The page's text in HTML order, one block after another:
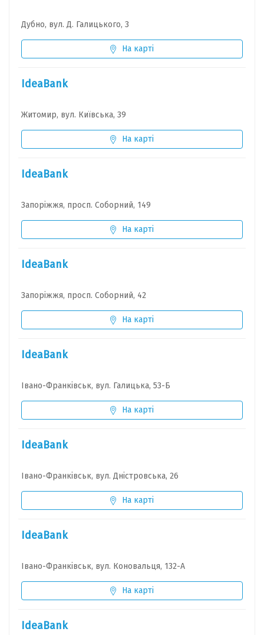
Дубно, вул. Д. Галицького, 3
На карті
IdeaBank
Житомир, вул. Київська, 39
На карті
IdeaBank
Запоріжжя, просп. Соборний, 149
На карті
IdeaBank
Запоріжжя, просп. Соборний, 42
На карті
IdeaBank
Івано-Франківськ, вул. Галицька, 53-Б
На карті
IdeaBank
Івано-Франківськ, вул. Дністровська, 26
На карті
IdeaBank
Івано-Франківськ, вул. Коновальця, 132-А
На карті
IdeaBank